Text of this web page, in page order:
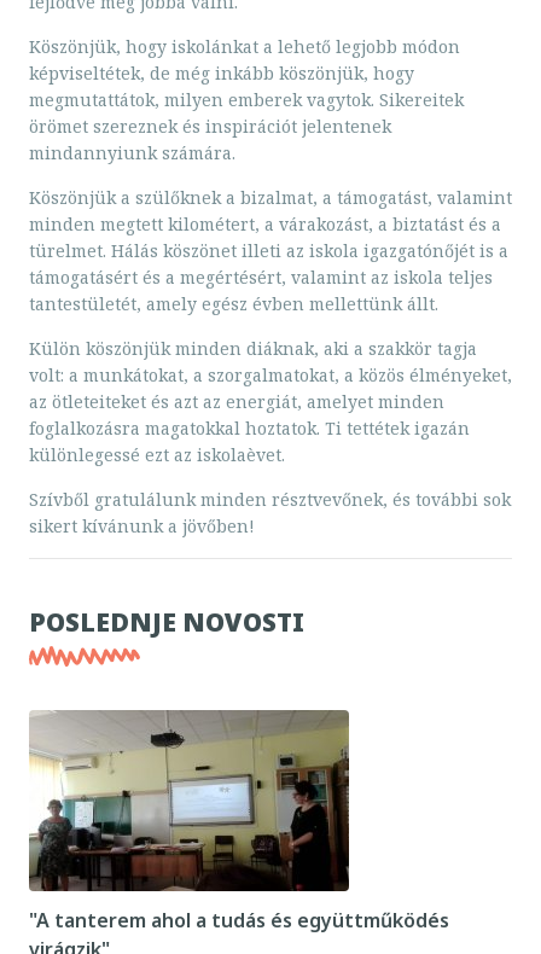
Köszönjük, hogy iskolánkat a lehető legjobb módon
képviseltétek, de még inkább köszönjük, hogy
megmutattátok, milyen emberek vagytok. Sikereitek
örömet szereznek és inspirációt jelentenek
mindannyiunk számára.
Köszönjük a szülőknek a bizalmat, a támogatást, valamint
minden megtett kilométert, a várakozást, a biztatást és a
türelmet. Hálás köszönet illeti az iskola igazgatónőjét is a
támogatásért és a megértésért, valamint az iskola teljes
tantestületét, amely egész évben mellettünk állt.
Külön köszönjük minden diáknak, aki a szakkör tagja
volt: a munkátokat, a szorgalmatokat, a közös élményeket,
az ötleteiteket és azt az energiát, amelyet minden
foglalkozásra magatokkal hoztatok. Ti tettétek igazán
különlegessé ezt az iskolaèvet.
Szívből gratulálunk minden résztvevőnek, és további sok
sikert kívánunk a jövőben!
POSLEDNJE NOVOSTI
"A tanterem ahol a tudás és együttműködés